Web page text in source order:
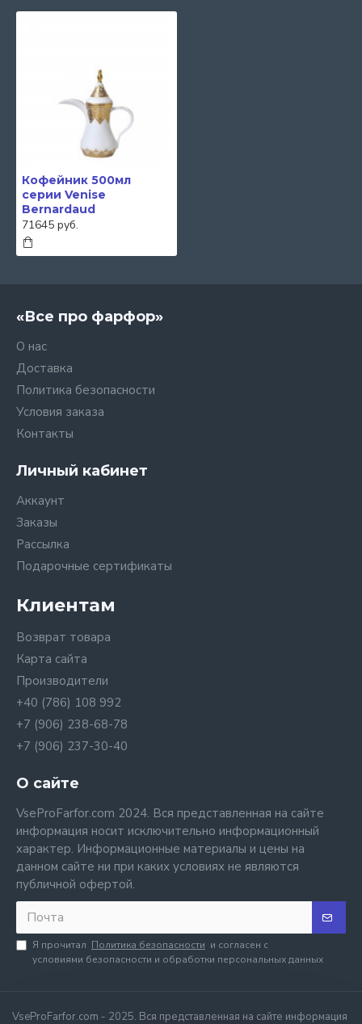
Кофейник 500мл
серии Venise
Bernardaud
71645 руб.
«Все про фарфор»
О нас
Доставка
Политика безопасности
Условия заказа
Контакты
Личный кабинет
Аккаунт
Заказы
Рассылка
Подарочные сертификаты
Клиентам
Возврат товара
Карта сайта
Производители
+40 (786) 108 992
+7 (906) 238-68-78
+7 (906) 237-30-40
О сайте
VseProFarfor.com 2024. Вся представленная на сайте
информация носит исключительно информационный
характер. Информационные материалы и цены на
данном сайте ни при каких условиях не являются
публичной офертой.
Я прочитал Политика безопасности и согласен с
условиями безопасности и обработки персональных данных
VseProFarfor.com - 2025. Вся представленная на сайте информация